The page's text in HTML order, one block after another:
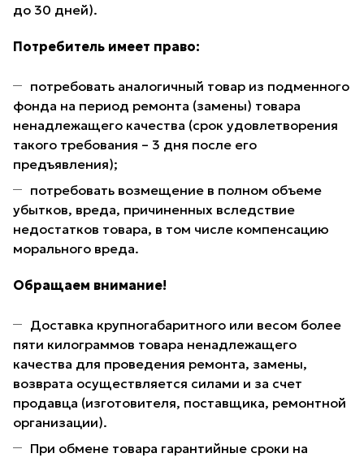
до 30 дней).
Потребитель имеет право:
потребовать аналогичный товар из подменного
фонда на период ремонта (замены) товара
ненадлежащего качества (срок удовлетворения
такого требования – 3 дня после его
предъявления);
потребовать возмещение в полном объеме
убытков, вреда, причиненных вследствие
недостатков товара, в том числе компенсацию
морального вреда.
Обращаем внимание!
Доставка крупногабаритного или весом более
пяти килограммов товара ненадлежащего
качества для проведения ремонта, замены,
возврата осуществляется силами и за счет
продавца (изготовителя, поставщика, ремонтной
организации).
При обмене товара гарантийные сроки на